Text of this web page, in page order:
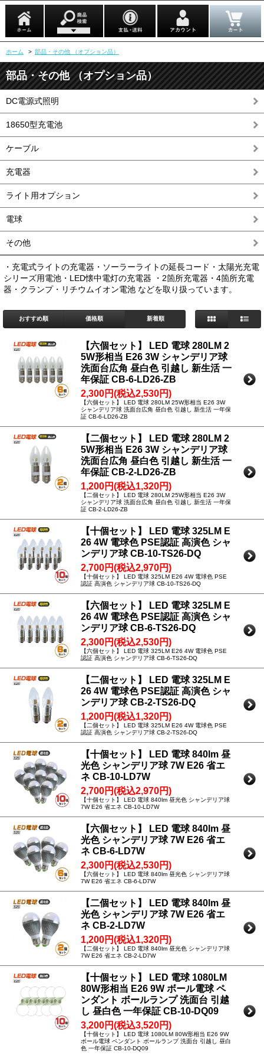
ホーム > 部品・その他 （オプション品）
部品・その他 （オプション品）
DC電源式照明
18650型充電池
ケーブル
充電器
ライト用オプション
電球
その他
・充電式ライトの充電器・ソーラーライトの延長コード・太陽光充電
シリーズ用電池・LED懐中電灯の充電器 ・2箇所充電器・4箇所充電
器・クランプ・リチウムイオン電池 などを取り扱っています。
おすすめ順 価格順 新着順
【六個セット】 LED 電球 280LM 2
5W形相当 E26 3W シャンデリア球
洗面台広角 昼白色 引越し 新生活 一
年保証 CB-6-LD26-ZB
2,300円(税込2,530円)
【六個セット】 LED 電球 280LM 25W形相当 E26 3W
シャンデリア球 洗面台広角 昼白色 引越し 新生活 一年保
証 CB-6-LD26-ZB
【二個セット】 LED 電球 280LM 2
5W形相当 E26 3W シャンデリア球
洗面台広角 昼白色 引越し 新生活 一
年保証 CB-2-LD26-ZB
1,200円(税込1,320円)
【二個セット】 LED 電球 280LM 25W形相当 E26 3W
シャンデリア球 洗面台広角 昼白色 引越し 新生活 一年保
証 CB-2-LD26-ZB
【十個セット】 LED 電球 325LM E
26 4W 電球色 PSE認証 高演色 シャ
ンデリア球 CB-10-TS26-DQ
2,700円(税込2,970円)
【十個セット】 LED 電球 325LM E26 4W 電球色 PSE
認証 高演色 シャンデリア球 CB-10-TS26-DQ
【六個セット】 LED 電球 325LM E
26 4W 電球色 PSE認証 高演色 シャ
ンデリア球 CB-6-TS26-DQ
2,300円(税込2,530円)
【六個セット】 LED 電球 325LM E26 4W 電球色 PSE
認証 高演色 シャンデリア球 CB-6-TS26-DQ
【二個セット】 LED 電球 325LM E
26 4W 電球色 PSE認証 高演色 シャ
ンデリア球 CB-2-TS26-DQ
1,200円(税込1,320円)
【二個セット】 LED 電球 325LM E26 4W 電球色 PSE
認証 高演色 シャンデリア球 CB-2-TS26-DQ
【十個セット】 LED 電球 840lm 昼
光色 シャンデリア球 7W E26 省エ
ネ CB-10-LD7W
2,700円(税込2,970円)
【十個セット】 LED 電球 840lm 昼光色 シャンデリア球
7W E26 省エネ CB-10-LD7W
【六個セット】 LED 電球 840lm 昼
光色 シャンデリア球 7W E26 省エ
ネ CB-6-LD7W
2,300円(税込2,530円)
【六個セット】 LED 電球 840lm 昼光色 シャンデリア球
7W E26 省エネ CB-6-LD7W
【二個セット】 LED 電球 840lm 昼
光色 シャンデリア球 7W E26 省エ
ネ CB-2-LD7W
1,200円(税込1,320円)
【二個セット】 LED 電球 840lm 昼光色 シャンデリア球
7W E26 省エネ CB-2-LD7W
【十個セット】 LED 電球 1080LM
80W形相当 E26 9W ボール電球 ペ
ンダント ボールランプ 洗面台 引越
し 昼白色 一年保証 CB-10-DQ09
3,200円(税込3,520円)
【十個セット】 LED 電球 1080LM 80W形相当 E26 9W
ボール電球 ペンダント ボールランプ 洗面台 引越し 昼白
色 一年保証 CB-10-DQ09